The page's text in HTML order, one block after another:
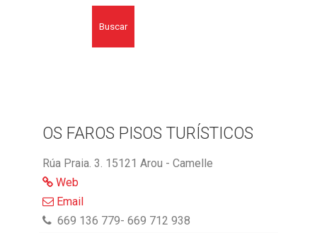
Buscar
OS FAROS PISOS TURÍSTICOS
Rúa Praia. 3. 15121 Arou - Camelle
Web
Email
669 136 779- 669 712 938